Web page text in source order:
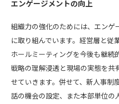
エンゲージメントの向上
組織力の強化のためには、エンゲ
に取り組んでいます。経営層と従
ホールミーティングを今後も継続
戦略の理解浸透と現場の実態を共
せていきます。併せて、新人事制
話の機会の設定、また本部単位の